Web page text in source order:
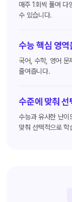
매주 1회씩 풀며 다
수 있습니다.
수능 핵심 영
국어, 수학, 영어 문
줄여줍니다.
수준에 맞춰
수능과 유사한 난이
맞춰 선택적으로 학